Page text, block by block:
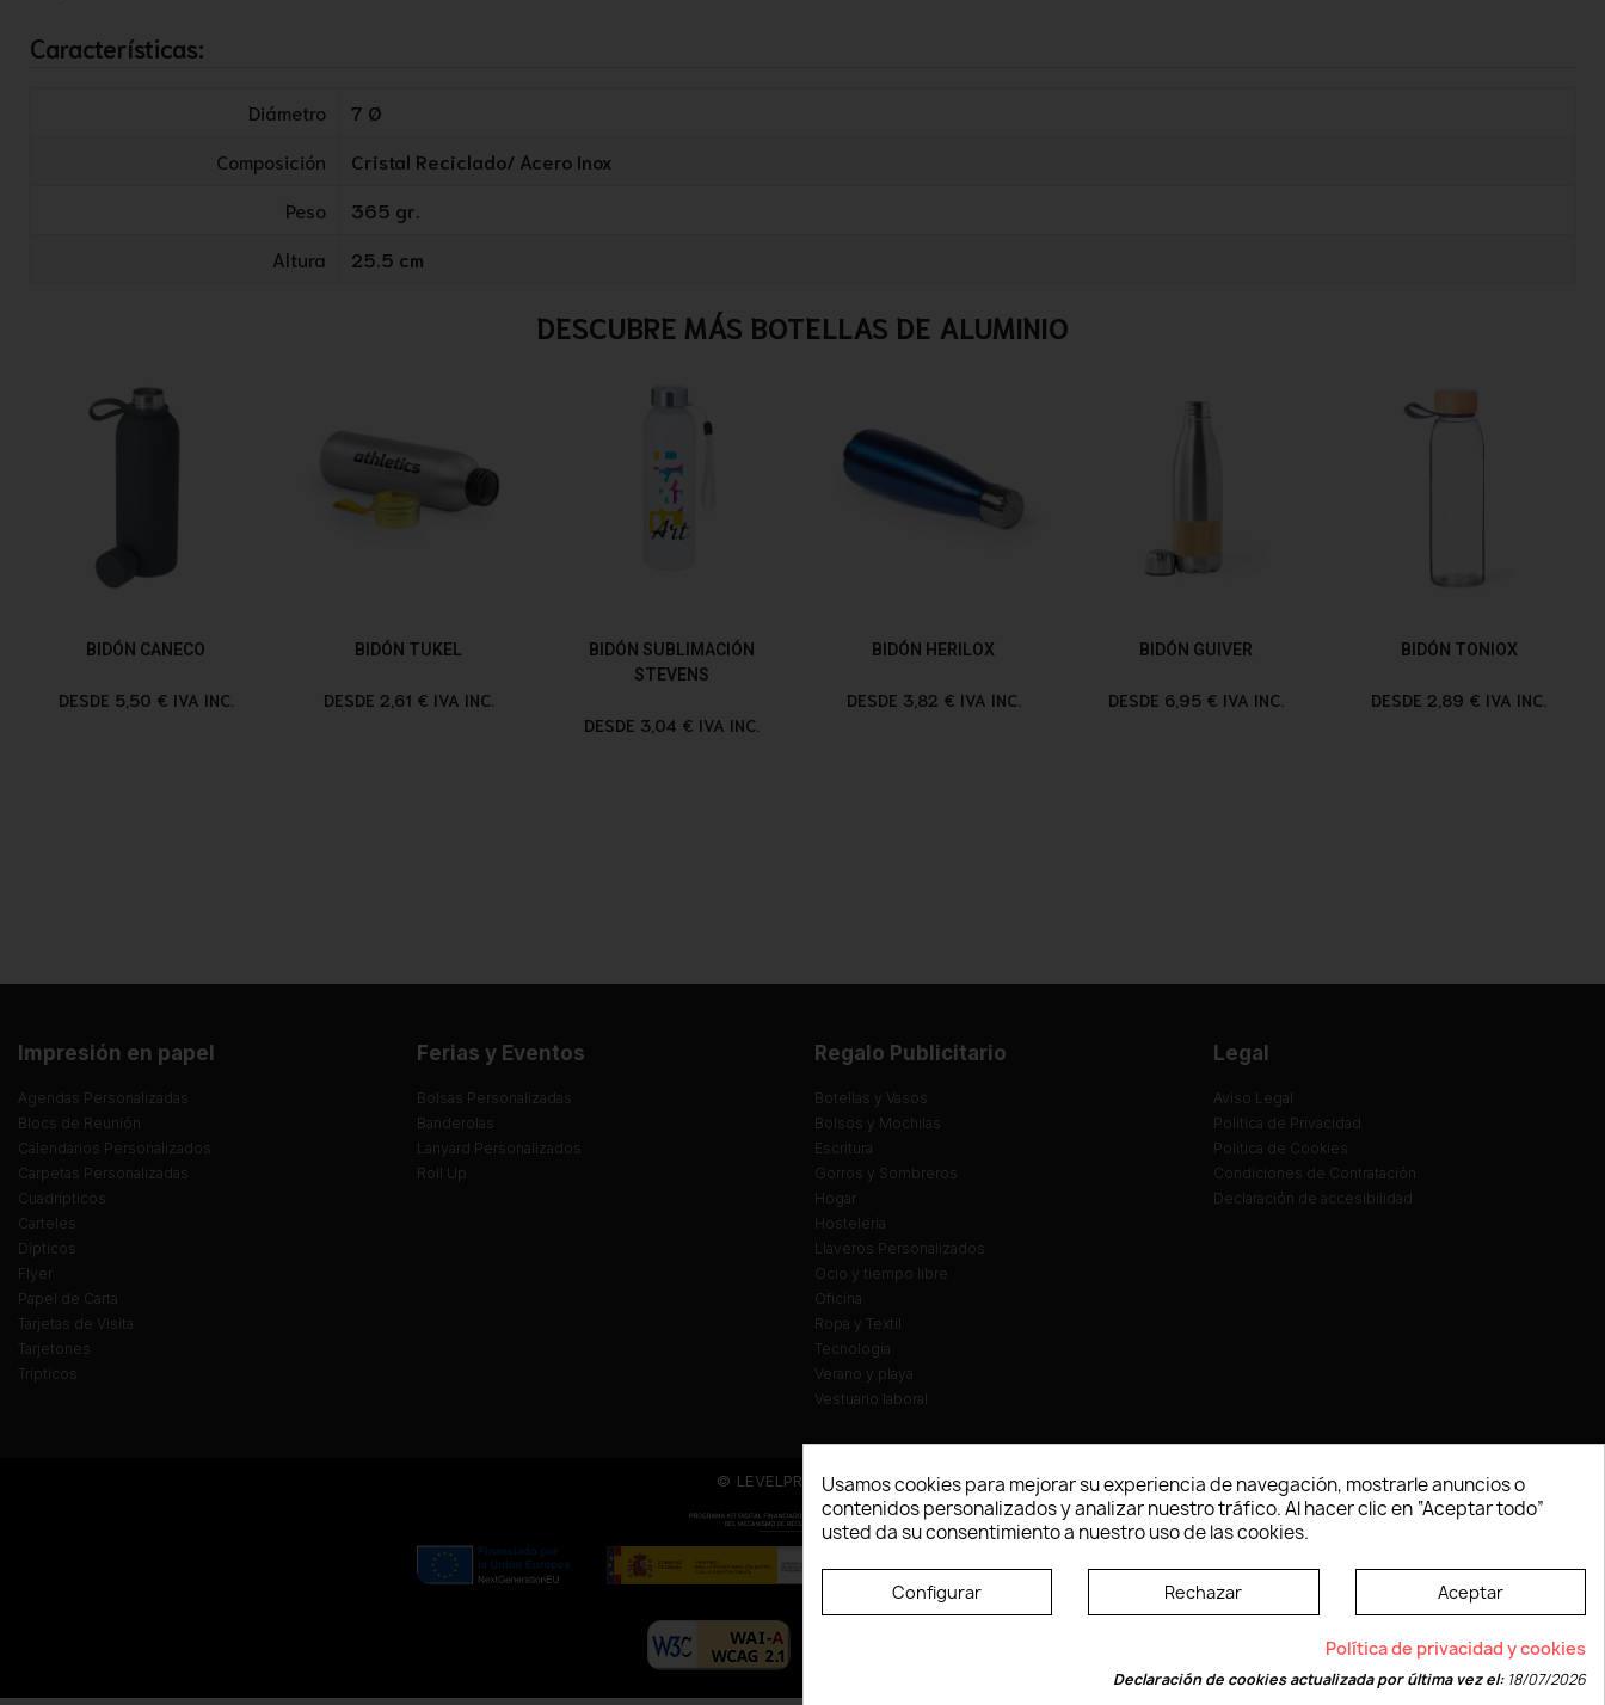
Características:
Diámetro
7 Ø
Composición
Cristal Reciclado/ Acero Inox
Peso
365 gr.
Altura
25.5 cm
DESCUBRE MÁS BOTELLAS DE ALUMINIO
BIDÓN CANECO
DESDE 5,50 € IVA INC.
BIDÓN TUKEL
DESDE 2,61 € IVA INC.
BIDÓN SUBLIMACIÓN
STEVENS
DESDE 3,04 € IVA INC.
BIDÓN HERILOX
DESDE 3,82 € IVA INC.
BIDÓN GUIVER
DESDE 6,95 € IVA INC.
BIDÓN TONIOX
DESDE 2,89 € IVA INC.
Impresión en papel
Agendas Personalizadas
Blocs de Reunión
Calendarios Personalizados
Carpetas Personalizadas
Cuadrípticos
Carteles
Dípticos
Flyer
Papel de Carta
Tarjetas de Visita
Tarjetones
Trípticos
Ferias y Eventos
Bolsas Personalizadas
Banderolas
Lanyard Personalizados
Roll Up
Regalo Publicitario
Botellas y Vasos
Bolsos y Mochilas
Escritura
Gorros y Sombreros
Hogar
Hostelería
Llaveros Personalizados
Ocio y tiempo libre
Oficina
Ropa y Textil
Tecnología
Verano y playa
Vestuario laboral
Legal
Aviso Legal
Política de Privacidad
Política de Cookies
Condiciones de Contratación
Declaración de accesibilidad
© LEVELPRINT - 2026
La página dispone de código accesible según las normas dictadas por la W3C
Usamos cookies para mejorar su experiencia de navegación, mostrarle anuncios o
contenidos personalizados y analizar nuestro tráfico. Al hacer clic en “Aceptar todo”
usted da su consentimiento a nuestro uso de las cookies.
Configurar Rechazar Aceptar
Política de privacidad y cookies
Declaración de cookies actualizada por última vez el:18/07/2026